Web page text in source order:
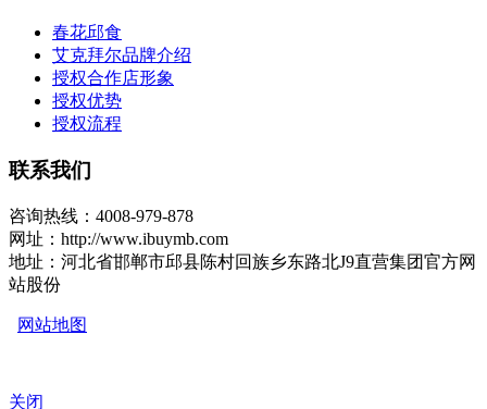
春花邱食
艾克拜尔品牌介绍
授权合作店形象
授权优势
授权流程
联系我们
咨询热线：4008-979-878
网址：http://www.ibuymb.com
地址：河北省邯郸市邱县陈村回族乡东路北J9直营集团官方网
站股份
网站地图
关闭